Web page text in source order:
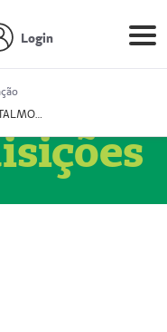
Login
Prestador OFTALMOCLÍNICA SÃO GONÇALO (55004164-2)